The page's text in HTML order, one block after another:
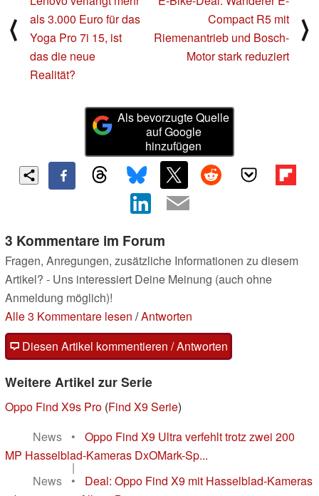
⟨
als 3.000 Euro für das
Yoga Pro 7i 15, ist
das die neue
Realität?
Compact R5 mit
Riemenantrieb und Bosch-
Motor stark reduziert
⟩
Als bevorzugte Quelle
auf Google
hinzufügen
3 Kommentare im Forum
Fragen, Anregungen, zusätzliche Informationen zu diesem
Artikel? - Uns interessiert Deine Meinung (auch ohne
Anmeldung möglich)!
Alle 3 Kommentare lesen /Antworten
Diesen Artikel kommentieren / Antworten
Weitere Artikel zur Serie
Oppo Find X9s Pro (Find X9 Serie)
News
•
Oppo Find X9 Ultra verfehlt trotz zwei 200
MP Hasselblad-Kameras DxOMark-Sp...
|
News
•
Deal: Oppo Find X9 mit Hasselblad-Kameras